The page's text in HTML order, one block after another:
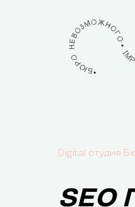
Digital студия